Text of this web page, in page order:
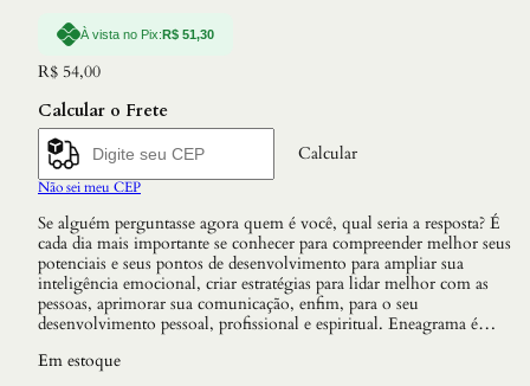
À vista no Pix:R$ 51,30
R$ 54,00
Calcular o Frete
Calcular
Não sei meu CEP
Se alguém perguntasse agora quem é você, qual seria a resposta? É
cada dia mais importante se conhecer para compreender melhor seus
potenciais e seus pontos de desenvolvimento para ampliar sua
inteligência emocional, criar estratégias para lidar melhor com as
pessoas, aprimorar sua comunicação, enfim, para o seu
desenvolvimento pessoal, profissional e espiritual. Eneagrama é…
Em estoque